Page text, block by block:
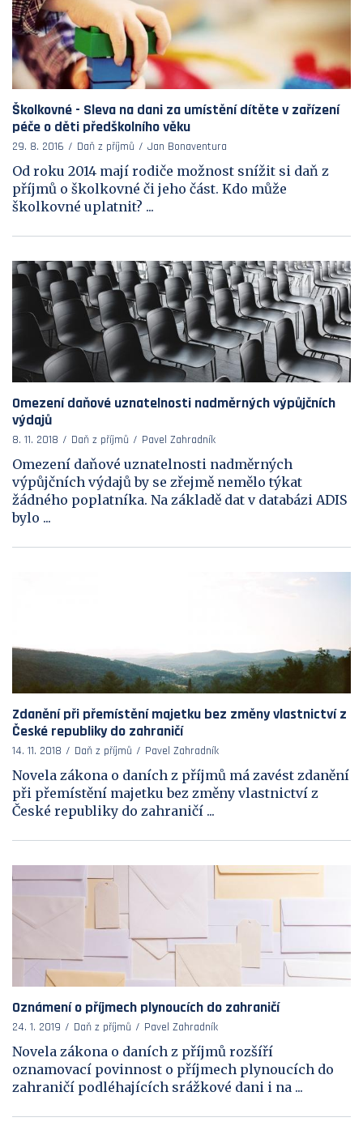
Školkovné - Sleva na dani za umístění dítěte v zařízení
péče o děti předškolního věku
29. 8. 2016 Daň z příjmů Jan Bonaventura
Od roku 2014 mají rodiče možnost snížit si daň z
příjmů o školkovné či jeho část. Kdo může
školkovné uplatnit? ...
Omezení daňové uznatelnosti nadměrných výpůjčních
výdajů
8. 11. 2018 Daň z příjmů Pavel Zahradník
Omezení daňové uznatelnosti nadměrných
výpůjčních výdajů by se zřejmě nemělo týkat
žádného poplatníka. Na základě dat v databázi ADIS
bylo ...
Zdanění při přemístění majetku bez změny vlastnictví z
České republiky do zahraničí
14. 11. 2018 Daň z příjmů Pavel Zahradník
Novela zákona o daních z příjmů má zavést zdanění
při přemístění majetku bez změny vlastnictví z
České republiky do zahraničí ...
Oznámení o příjmech plynoucích do zahraničí
24. 1. 2019 Daň z příjmů Pavel Zahradník
Novela zákona o daních z příjmů rozšíří
oznamovací povinnost o příjmech plynoucích do
zahraničí podléhajících srážkové dani i na ...